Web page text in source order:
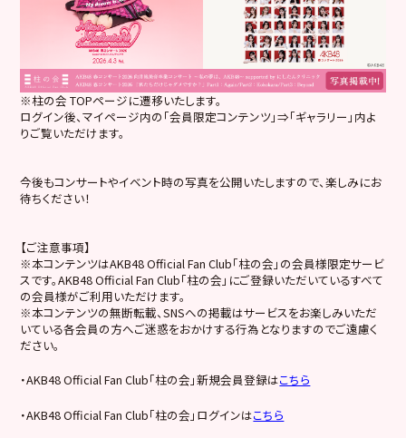
※柱の会 TOPページに遷移いたします。
ログイン後、マイページ内の「会員限定コンテンツ」⇒「ギャラリー」内よ
りご覧いただけます。
今後もコンサートやイベント時の写真を公開いたしますので、楽しみにお
待ちください！
【ご注意事項】
※本コンテンツはAKB48 Official Fan Club「柱の会」の会員様限定サービ
スです。AKB48 Official Fan Club「柱の会」にご登録いただいているすべて
の会員様がご利用いただけます。
※本コンテンツの無断転載、SNSへの掲載はサービスをお楽しみいただ
いている各会員の方へご迷惑をおかけする行為となりますのでご遠慮く
ださい。
・AKB48 Official Fan Club「柱の会」新規会員登録はこちら
・AKB48 Official Fan Club「柱の会」ログインはこちら